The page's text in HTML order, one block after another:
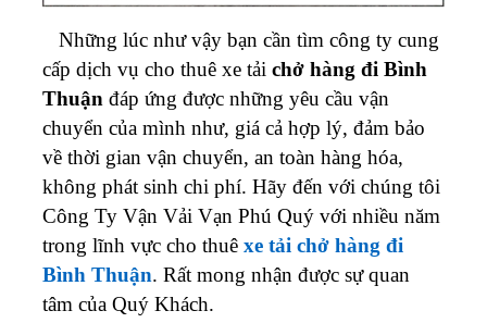
Những lúc như vậy bạn cần tìm công ty cung
cấp dịch vụ cho thuê xe tải chở hàng đi Bình
Thuận đáp ứng được những yêu cầu vận
chuyển của mình như, giá cả hợp lý, đảm bảo
về thời gian vận chuyển, an toàn hàng hóa,
không phát sinh chi phí. Hãy đến với chúng tôi
Công Ty Vận Vải Vạn Phú Quý với nhiều năm
trong lĩnh vực cho thuê xe tải chở hàng đi
Bình Thuận. Rất mong nhận được sự quan
tâm của Quý Khách.